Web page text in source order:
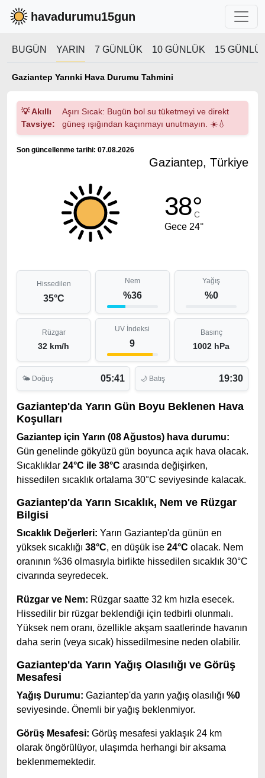
havadurumu15gun
BUGÜN YARIN 7 GÜNLÜK 10 GÜNLÜK 15
Gaziantep Yarınki Hava Durumu Tahmini
💡 Akıllı
Tavsiye:
Aşırı Sıcak: Bugün bol su tüketmeyi ve direkt
güneş ışığından kaçınmayı unutmayın. ☀️💧
Son güncellenme tarihi: 07.08.2026
Gaziantep, Türkiye
38°
C
Gece 24°
Hissedilen
35°C
Nem
%36
Yağış
%0
Rüzgar
32 km/h
UV İndeksi
9
Basınç
1002 hPa
🌤 Doğuş 05:41 🌙 Batış 19:30
Gaziantep'da Yarın Gün Boyu Beklenen Hava
Koşulları
Gaziantep için Yarın (08 Ağustos) hava durumu:
Gün genelinde gökyüzü gün boyunca açık hava olacak.
Sıcaklıklar 24°C ile 38°C arasında değişirken,
hissedilen sıcaklık ortalama 30°C seviyesinde kalacak.
Gaziantep'da Yarın Sıcaklık, Nem ve Rüzgar
Bilgisi
Sıcaklık Değerleri: Yarın Gaziantep'da günün en
yüksek sıcaklığı 38°C, en düşük ise 24°C olacak. Nem
oranının %36 olmasıyla birlikte hissedilen sıcaklık 30°C
civarında seyredecek.
Rüzgar ve Nem: Rüzgar saatte 32 km hızla esecek.
Hissedilir bir rüzgar beklendiği için tedbirli olunmalı.
Yüksek nem oranı, özellikle akşam saatlerinde havanın
daha serin (veya sıcak) hissedilmesine neden olabilir.
Gaziantep'da Yarın Yağış Olasılığı ve Görüş
Mesafesi
Yağış Durumu: Gaziantep'da yarın yağış olasılığı %0
seviyesinde. Önemli bir yağış beklenmiyor.
Görüş Mesafesi: Görüş mesafesi yaklaşık 24 km
olarak öngörülüyor, ulaşımda herhangi bir aksama
beklenmemektedir.